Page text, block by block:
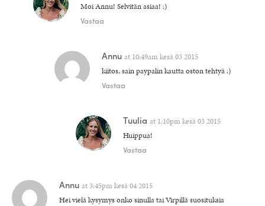
Moi Annu! Selvitän asiaa! :)
Vastaa
Annu at 10:49am kesä 03 2015
kiitos, sain paypalin kautta oston tehtyä :)
Vastaa
Tuulia at 1:10pm kesä 03 2015
Huippua!
Vastaa
Annu at 3:45pm kesä 04 2015
Hei vielä kysymys onko sinulla tai Virpillä suosituksia